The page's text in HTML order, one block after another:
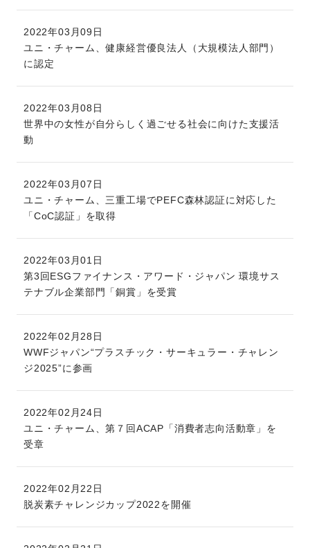
2022年03月09日
ユニ・チャーム、健康経営優良法人（大規模法人部門）
に認定
2022年03月08日
世界中の女性が自分らしく過ごせる社会に向けた支援活
動
2022年03月07日
ユニ・チャーム、三重工場でPEFC森林認証に対応した
「CoC認証」を取得
2022年03月01日
第3回ESGファイナンス・アワード・ジャパン 環境サス
テナブル企業部門「銅賞」を受賞
2022年02月28日
WWFジャパン“プラスチック・サーキュラー・チャレン
ジ2025”に参画
2022年02月24日
ユニ・チャーム、第７回ACAP「消費者志向活動章」を
受章
2022年02月22日
脱炭素チャレンジカップ2022を開催